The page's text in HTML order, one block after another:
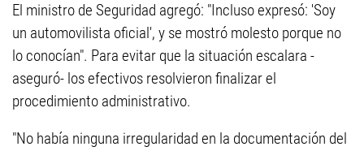
El ministro de Seguridad agregó: "Incluso expresó: 'Soy
un automovilista oficial', y se mostró molesto porque no
lo conocían". Para evitar que la situación escalara -
aseguró- los efectivos resolvieron finalizar el
procedimiento administrativo.
"No había ninguna irregularidad en la documentación del